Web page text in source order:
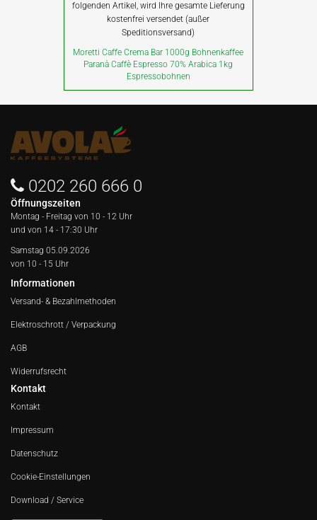
folgenden Artikel, wird Ihre gesamte Lieferung
kostenfrei versendet (außer
Speditionsversand)
Moretti Caffe Crema Bar 1000g Bohnenkaffee
Paranà Caffè Espresso 70% Arabica 1kg
Espressobohnen
0202 260 666 0
Öffnungszeiten
Montag - Freitag von 10 - 12 Uhr
und von 14 - 17:30 Uhr
Samstag 05.09.2026
von 10 - 15 Uhr
Informationen
Versand- & Bezahlmethoden
Elektroschrott / Verpackung
AGB
Widerrufsrecht
Kontakt
Kontakt
Impressum
Datenschutz
Cookie-Einstellungen
Download / Service